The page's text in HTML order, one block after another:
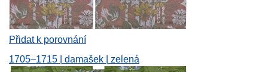
Přidat k porovnání
1705–1715 | damašek | zelená